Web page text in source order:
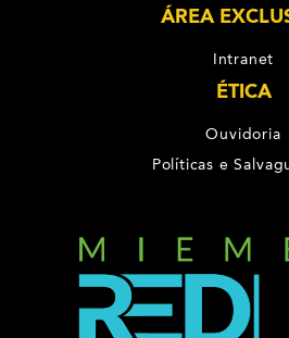
ÁREA
Intranet
ÉTICA
Ouvidoria
Políticas e